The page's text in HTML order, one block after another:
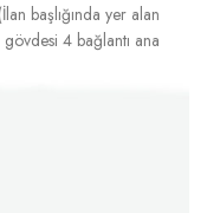
başlığında yer alan
4 bağlantı ana